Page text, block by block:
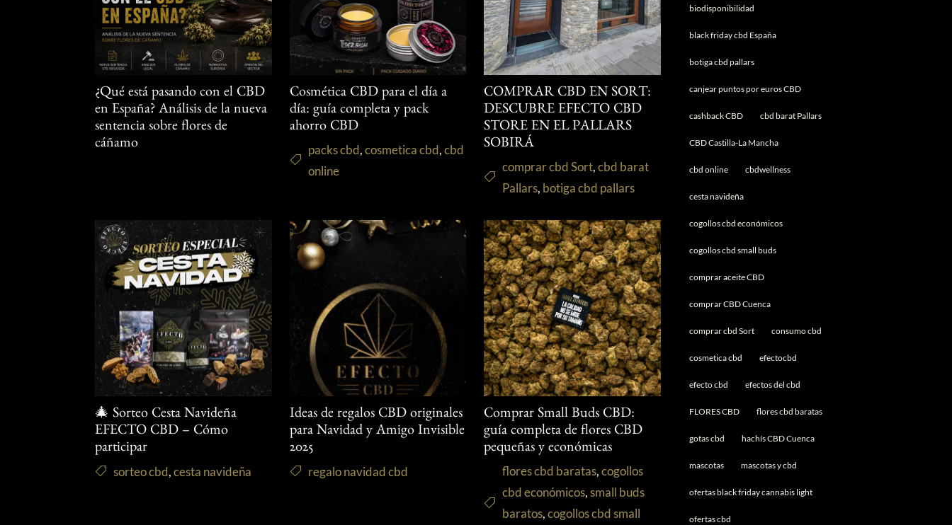
¿Qué está pasando con el CBD
en España? Análisis de la nueva
sentencia sobre flores de
cáñamo
Cosmética CBD para el día a
día: guía completa y pack
ahorro CBD
packs cbd,cosmetica cbd,cbd
online
COMPRAR CBD EN SORT:
DESCUBRE EFECTO CBD
STORE EN EL PALLARS
SOBIRÁ
comprar cbd Sort,cbd barat
Pallars, botiga cbd pallars
🎄 Sorteo Cesta Navideña
EFECTO CBD – Cómo
participar
sorteo cbd,cesta navideña
Ideas de regalos CBD originales
para Navidad y Amigo Invisible
2025
regalo navidad cbd
Comprar Small Buds CBD:
guía completa de flores CBD
pequeñas y económicas
flores cbd baratas,cogollos
cbd económicos,small buds
baratos,cogollos cbd small
biodisponibilidad
black friday cbd España
botiga cbd pallars
canjear puntos por euros CBD
cashback CBD cbd barat Pallars
CBD Castilla-La Mancha
cbd online cbdwellness
cesta navideña
cogollos cbd económicos
cogollos cbd small buds
comprar aceite CBD
comprar CBD Cuenca
comprar cbd Sort consumo cbd
cosmetica cbd efectocbd
efecto cbd efectos del cbd
FLORES CBD flores cbd baratas
gotas cbd hachís CBD Cuenca
mascotas mascotas y cbd
ofertas black friday cannabis light
ofertas cbd